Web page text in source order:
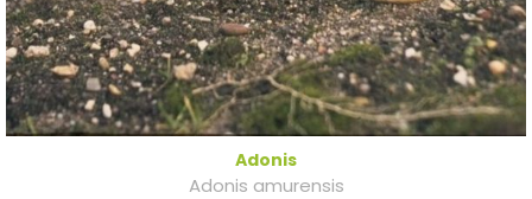
Adonis
Adonis amurensis